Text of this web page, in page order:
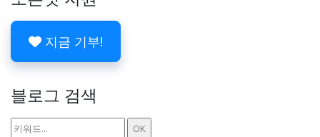
지금 기부!
블로그 검색